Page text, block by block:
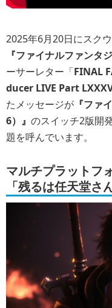
2025年6月20日にスク
『ファイナルファンタ
ーサーレター「FINAL
ducer LIVE Part
たメッセージが 『ファ
6）』 のスイッチ2版開
題を呼んでいます。
マルチプラットフ
「残るは任天堂さ